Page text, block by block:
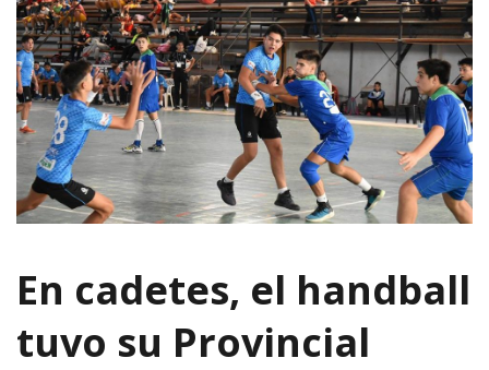
En cadetes, el handball
tuvo su Provincial